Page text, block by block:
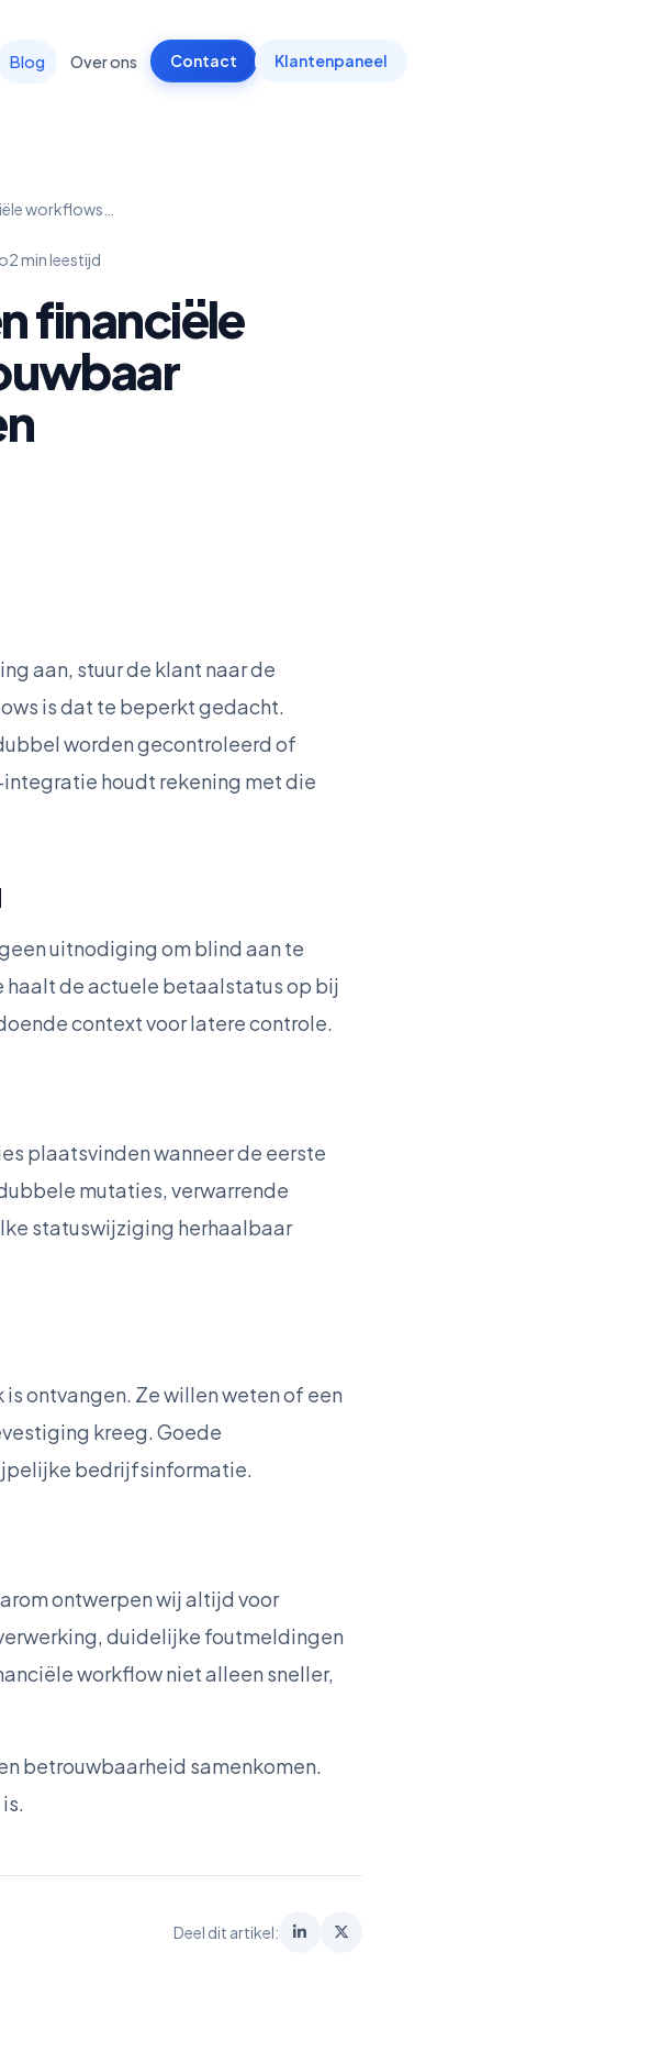
Blog Over ons Contact Klantenpaneel
workflows…
2 min leestijd
financiële
aan, stuur de klant naar de
is dat te beperkt gedacht.
worden gecontroleerd of
houdt rekening met die
uitnodiging om blind aan te
haalt de actuele betaalstatus op bij
context voor latere controle.
plaatsvinden wanneer de eerste
mutaties, verwarrende
statuswijziging herhaalbaar
ontvangen. Ze willen weten of een
kreeg. Goede
bedrijfsinformatie.
ontwerpen wij altijd voor
duidelijke foutmeldingen
workflow niet alleen sneller,
betrouwbaarheid samenkomen.
Deel dit artikel: